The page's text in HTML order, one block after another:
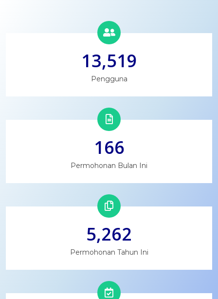
13,519
Pengguna
166
Permohonan Bulan Ini
5,262
Permohonan Tahun Ini